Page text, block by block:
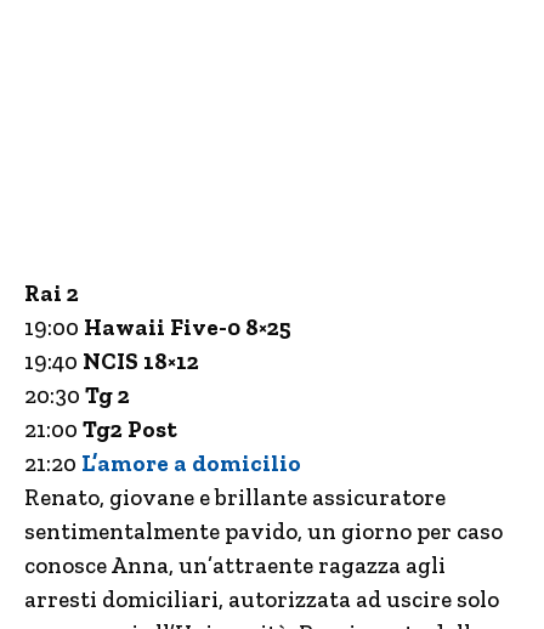
Rai 2
19:00 Hawaii Five-0 8×25
19:40 NCIS 18×12
20:30 Tg 2
21:00 Tg2 Post
21:20 L’amore a domicilio
Renato, giovane e brillante assicuratore
sentimentalmente pavido, un giorno per caso
conosce Anna, un’attraente ragazza agli
arresti domiciliari, autorizzata ad uscire solo